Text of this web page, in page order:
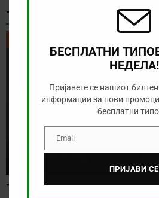
ТИКЕТ НА ДЕНОТ
Тикет на денот (недела,
БЕСПЛАТНИ
НЕДЕЛА!
Пријавете се нашиот
информации за нови
бесплатни
EmailEmail
ПРИЈАВИ СЕ